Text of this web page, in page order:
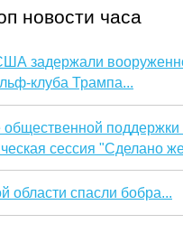
новости часа
задержали
клуба Трампа...
поддержки
сессия "Сделано
области спасли бобра...